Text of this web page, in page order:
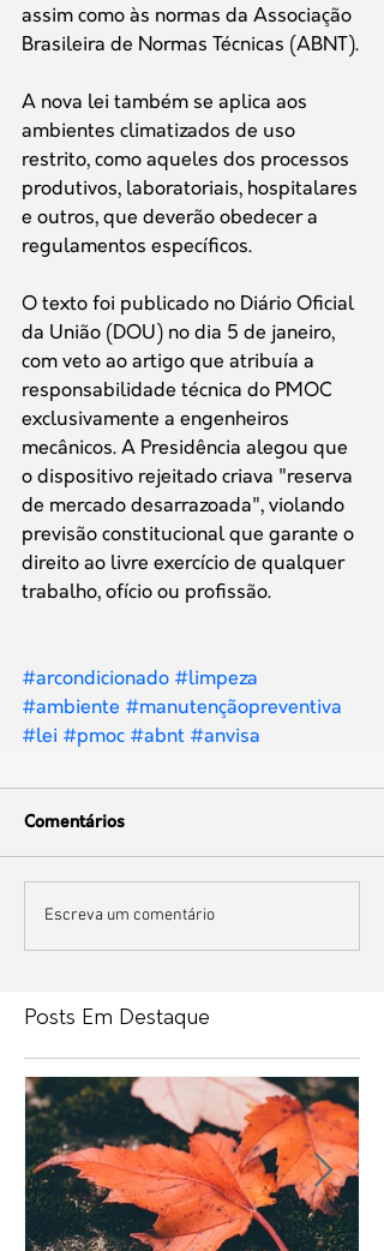
assim como às normas da Associação
Brasileira de Normas Técnicas (ABNT).
A nova lei também se aplica aos
ambientes climatizados de uso
restrito, como aqueles dos processos
produtivos, laboratoriais, hospitalares
e outros, que deverão obedecer a
regulamentos específicos.
O texto foi publicado no Diário Oficial
da União (DOU) no dia 5 de janeiro,
com veto ao artigo que atribuía a
responsabilidade técnica do PMOC
exclusivamente a engenheiros
mecânicos. A Presidência alegou que
o dispositivo rejeitado criava "reserva
de mercado desarrazoada", violando
previsão constitucional que garante o
direito ao livre exercício de qualquer
trabalho, ofício ou profissão.
#arcondicionado #limpeza
#ambiente #manutençãopreventiva
#lei #pmoc #abnt #anvisa
Comentários
Escreva um comentário
Posts Em Destaque